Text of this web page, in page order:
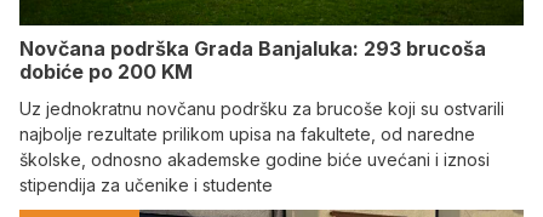
Novčana podrška Grada Banjaluka: 293 brucoša
dobiće po 200 KM
Uz jednokratnu novčanu podršku za brucoše koji su ostvarili
najbolje rezultate prilikom upisa na fakultete, od naredne
školske, odnosno akademske godine biće uvećani i iznosi
stipendija za učenike i studente